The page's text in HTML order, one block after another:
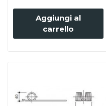
Aggiungi al
carrello